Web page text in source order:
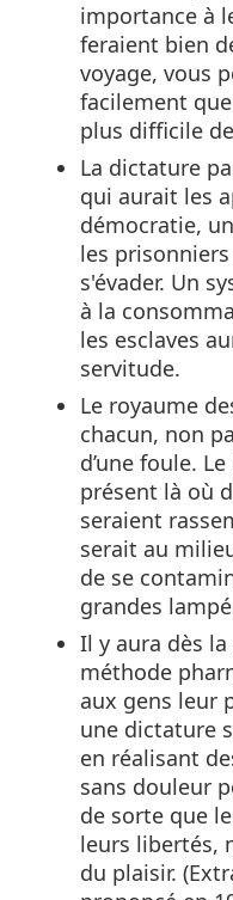
importance à
feraient bien
voyage, vous
facilement
plus difficile
La dictature
qui aurait les
démocratie,
les
s'évader. Un
à la
les esclaves
servitude.
Le royaume
chacun, non
d’une foule.
présent là où
seraient
serait au
de se
grandes
Il y aura dès
méthode
aux gens leur
une dictature
en réalisant
sans douleur
de sorte que
leurs libertés,
du plaisir.